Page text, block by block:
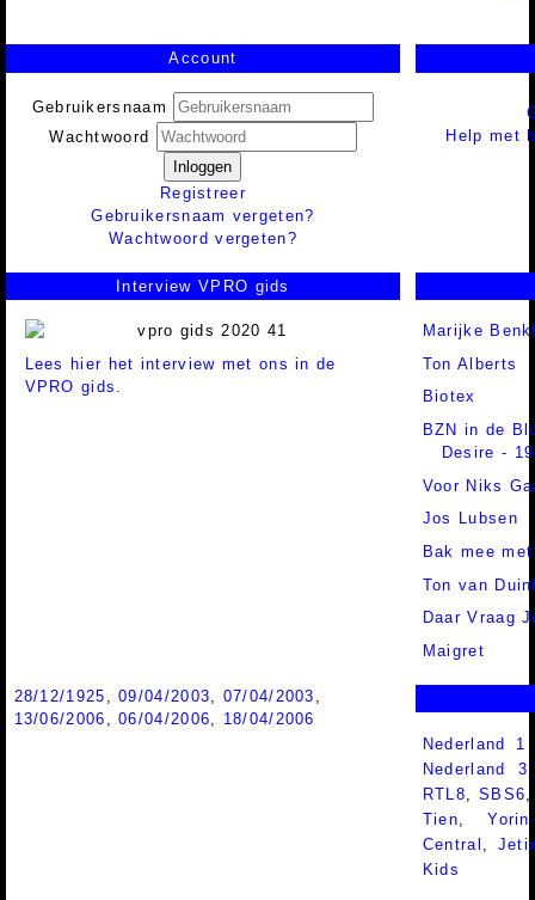
Account
Gebruikersnaam
Wachtwoord
Inloggen
Registreer
Gebruikersnaam vergeten?
Wachtwoord vergeten?
Help met
Interview VPRO gids
Lees hier het interview met ons in de
VPRO gids.
Marijke
Ton Alberts
Biotex
BZN in de
Desire -
Voor Niks
Jos Lubsen
Bak mee
Ton van
Daar Vraag
Maigret
28/12/1925 ,09/04/2003, 07/04/2003 ,
13/06/2006 ,06/04/2006, 18/04/2006
Nederland
Nederland
RTL8,SBS6
Tien,Yorin
Central ,
Kids